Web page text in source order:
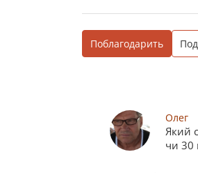
Поблагодарить
Олег
Який
чи 30